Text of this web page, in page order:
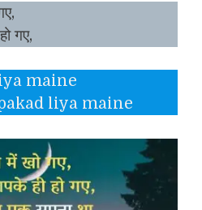
गए,
maine
liya maine